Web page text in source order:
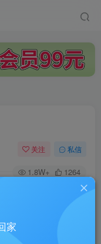
关注 私信
1.8W+ 1264
家